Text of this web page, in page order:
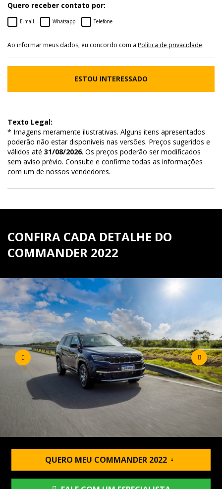
Quero receber contato por:
E-mail Whatsapp Telefone
Ao informar meus dados, eu concordo com a Política de privacidade.
ESTOU INTERESSADO
Texto Legal:
* Imagens meramente ilustrativas. Alguns itens apresentados
poderão não estar disponíveis nas versões. Preços sugeridos e
válidos até 31/08/2026. Os preços poderão ser modificados
sem aviso prévio. Consulte e confirme todas as informações
com um de nossos vendedores.
CONFIRA CADA DETALHE DO
COMMANDER 2022
QUERO MEU COMMANDER 2022